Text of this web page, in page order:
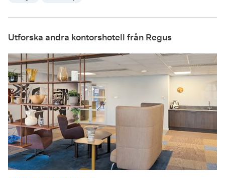
Utforska andra kontorshotell från Regus